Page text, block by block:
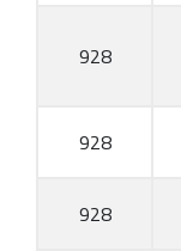
928
928
928